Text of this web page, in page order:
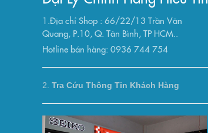
1.Địa chỉ Shop : 66/22/13 Trần Văn
Quang, P.10, Q. Tân Bình, TP HCM..
Hotline bán hàng: 0936 744 754
2. Tra Cứu Thông Tin Khách Hàng